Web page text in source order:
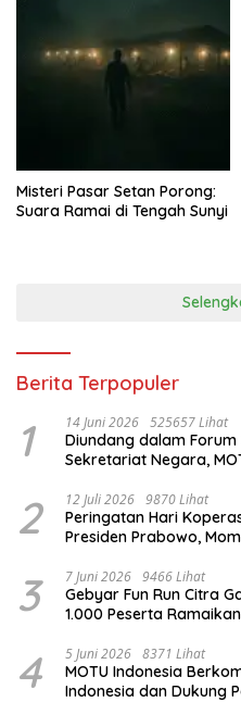
Misteri Pasar Setan Porong:
Suara Ramai di Tengah Sunyi
Berita Terpopuler
1 14 Juni 2026 525657 Lihat
Diundang dalam
Sekretariat Negara,
2 12 Juli 2026 9870 Lihat
Peringatan Hari
Presiden Prabowo,
3 7 Juni 2026 9466 Lihat
Gebyar Fun Run Citra
1.000 Peserta
4 5 Juni 2026 8371 Lihat
MOTU Indonesia
Indonesia dan Dukung